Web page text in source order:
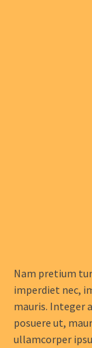
Nam pretium
imperdiet nec,
mauris. Integer
posuere ut,
ullamcorper